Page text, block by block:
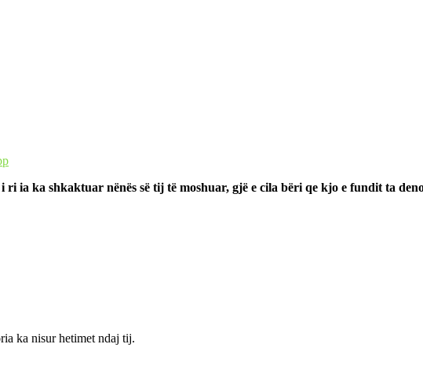
ia ka shkaktuar nënës së tij të moshuar, gjë e cila bëri qe kjo e fundit ta
ka nisur hetimet ndaj tij.